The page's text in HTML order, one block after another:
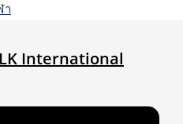
า
International